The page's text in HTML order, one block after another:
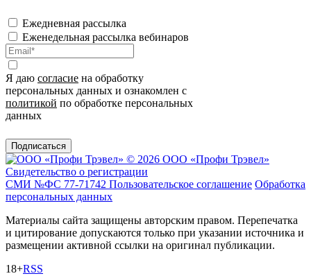
Ежедневная рассылка
Еженедельная рассылка вебинаров
Я даю согласие на обработку
персональных данных и ознакомлен с
политикой по обработке персональных
данных
Подписаться
© 2026 ООО «Профи Трэвeл»
Свидетельство о регистрации
СМИ №ФС 77-71742 Пользовательское соглашение Обработка
персональных данных
Материалы сайта защищены авторским правом. Перепечатка
и цитирование допускаются только при указании источника и
размещении активной ссылки на оригинал публикации.
18+RSS